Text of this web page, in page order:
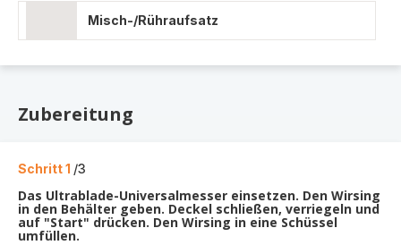
Misch-/Rühraufsatz
Zubereitung
Schritt 1 /3
Das Ultrablade-Universalmesser einsetzen. Den Wirsing
in den Behälter geben. Deckel schließen, verriegeln und
auf "Start" drücken. Den Wirsing in eine Schüssel
umfüllen.